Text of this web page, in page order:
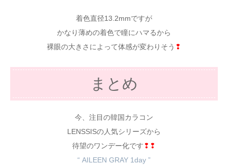
着色直径13.2mmですが
かなり薄めの着色で瞳にハマるから
裸眼の大きさによって体感が変わりそう ❢
まとめ
今、注目の韓国カラコン
LENSSISの人気シリーズから
待望のワンデー化です❢❢
“ AILEEN GRAY 1day ”